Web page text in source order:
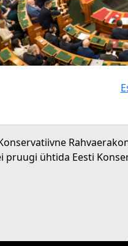
pruugi ühtida Eesti